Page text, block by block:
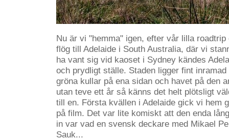
Nu är vi "hemma" igen, efter vår lilla roadtrip
flög till Adelaide i South Australia, där vi
ha vant sig vid kaoset i Sydney kändes
och prydligt ställe. Staden ligger fint
gröna kullar på ena sidan och havet på den
utan teve ett år så känns det helt plötsligt
till en. Första kvällen i Adelaide gick vi hem
på film. Det var lite komiskt att den enda
in var vad en svensk deckare med Mikael
Sauk...